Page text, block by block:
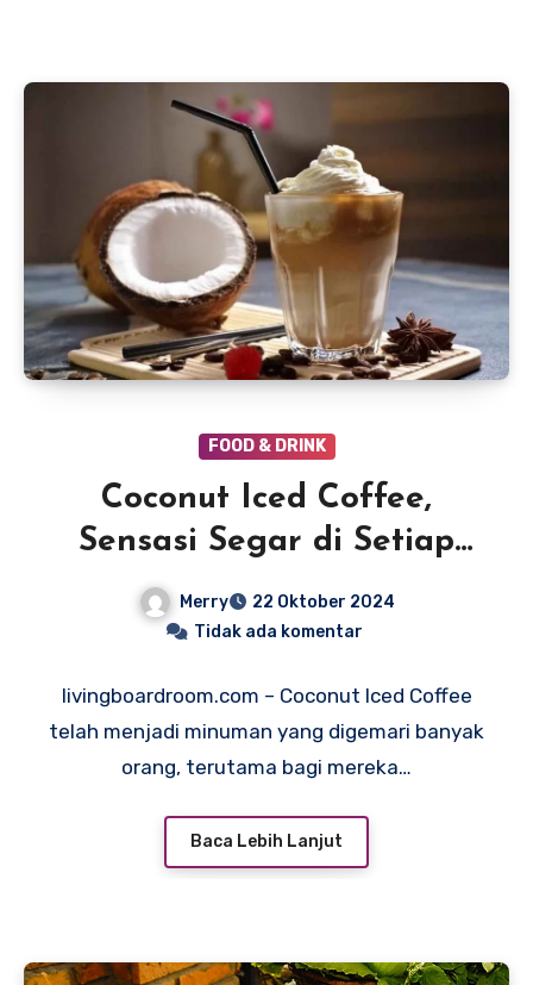
FOOD & DRINK
Coconut Iced Coffee,
Sensasi Segar di Setiap
Merry
22 Oktober 2024
Tidak ada komentar
livingboardroom.com – Coconut Iced Coffee
telah menjadi minuman yang digemari banyak
orang, terutama bagi mereka…
Baca Lebih Lanjut